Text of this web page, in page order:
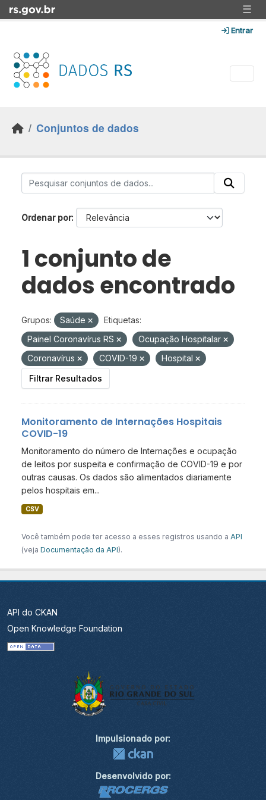
Skip to main content ☰
Entrar
Conjuntos de dados
Ordenar por
1 conjunto de
dados encontrado
Grupos: Saúde
Etiquetas:
Painel Coronavírus RS
Ocupação Hospitalar
Coronavírus
COVID-19
Hospital
Filtrar Resultados
Monitoramento de Internações Hospitais
COVID-19
Monitoramento do número de Internações e ocupação
de leitos por suspeita e confirmação de COVID-19 e por
outras causas. Os dados são alimentados diariamente
pelos hospitais em...
CSV
Você também pode ter acesso a esses registros usando a API
(veja Documentação da API).
API do CKAN
Open Knowledge Foundation
Impulsionado por:
Desenvolvido por: